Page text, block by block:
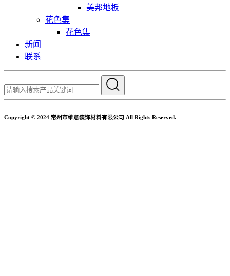
美邦地板
花色集
花色集
新闻
联系
Copyright © 2024 常州市维意装饰材料有限公司 All Rights Reserved.